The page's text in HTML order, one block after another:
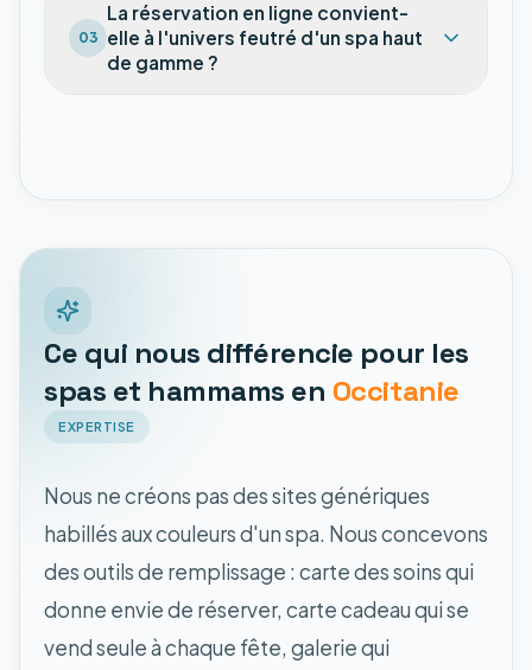
03
La réservation en ligne convient-
elle à l'univers feutré d'un spa haut
de gamme ?
Ce qui nous différencie pour les
spas et hammams en Occitanie
EXPERTISE
Nous ne créons pas des sites génériques
habillés aux couleurs d'un spa. Nous concevons
des outils de remplissage : carte des soins qui
donne envie de réserver, carte cadeau qui se
vend seule à chaque fête, galerie qui